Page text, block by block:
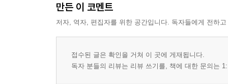
만든 이 코멘트
저자, 역자, 편집자를 위한 공간입니다. 독자들에게 전하
접수된 글은 확인을 거쳐 이 곳에 게재됩니다.
독자 분들의 리뷰는 리뷰 쓰기를, 책에 대한 문의는